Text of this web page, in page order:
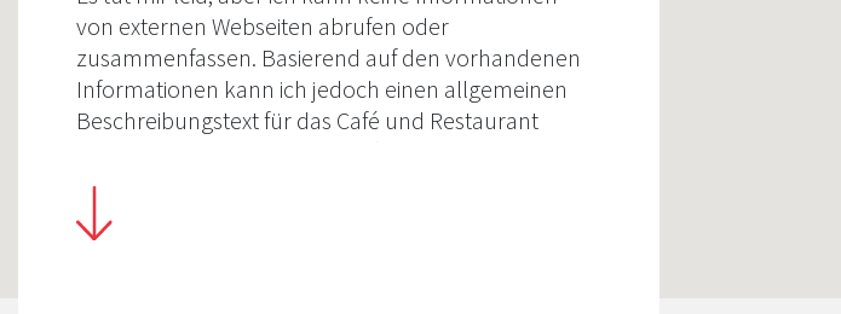
von externen Webseiten abrufen oder
zusammenfassen. Basierend auf den vorhandenen
Informationen kann ich jedoch einen allgemeinen
Beschreibungstext für das Café und Restaurant
Fitsches Hof in Wachtendonk bietet eine einladende
Atmosphäre in einem historischen Ambiente. Die
Speisekarte umfasst eine Auswahl an regionalen